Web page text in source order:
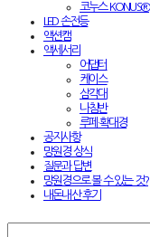
코누스 KONUS®
LED 손전등
액션캠
액세서리
어댑터
케이스
삼각대
나침반
루페·확대경
공지사항
망원경 상식
질문과 답변
망원경으로 볼 수 있는 것?
내돈내산 후기